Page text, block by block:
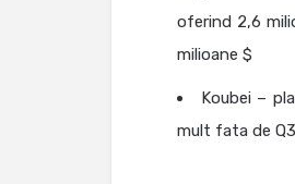
oferind 2,6
milioane $
Koubei –
mult fata de